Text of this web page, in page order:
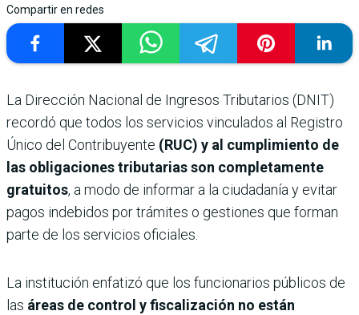
Compartir en redes
La Dirección Nacional de Ingresos Tributarios (DNIT)
recordó que todos los servicios vinculados al Registro
Único del Contribuyente (RUC) y al cumplimiento de
las obligaciones tributarias son completamente
gratuitos, a modo de informar a la ciudadanía y evitar
pagos indebidos por trámites o gestiones que forman
parte de los servicios oficiales.
La institución enfatizó que los funcionarios públicos de
las áreas de control y fiscalización no están